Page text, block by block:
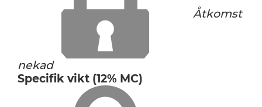
Åtkomst
nekad
Specifik vikt (12% MC)